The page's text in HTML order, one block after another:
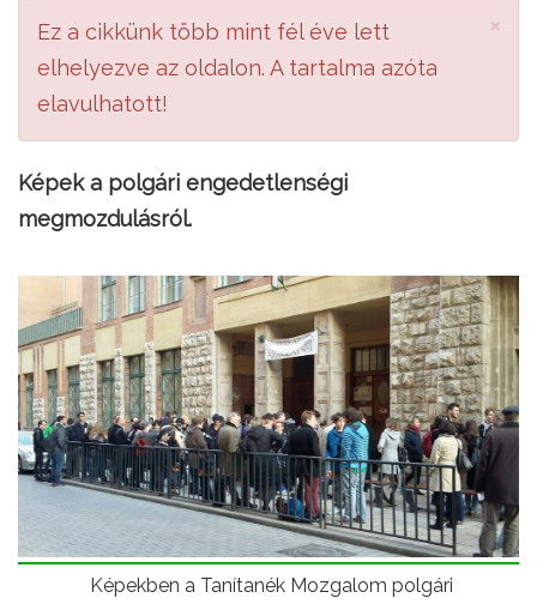
×
Ez a cikkünk több mint fél éve lett
elhelyezve az oldalon. A tartalma azóta
elavulhatott!
Képek a polgári engedetlenségi
megmozdulásról.
Képekben a Tanítanék Mozgalom polgári